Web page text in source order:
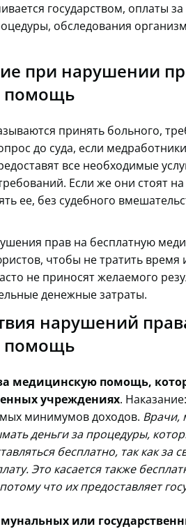
государством, оплаты за
обследования
при нарушении
помощь
принять больного,
до суда, если
все необходимые
Если же они стоят
ее, без судебного
прав на бесплатную
чтобы не тратить время
не приносят желаемого
денежные затраты.
нарушений
помощь
медицинскую помощь,
учреждениях.
минимумов доходов. Врачи,
деньги за процедуры,
бесплатно, так как за
Это касается также
что их предоставляет
или